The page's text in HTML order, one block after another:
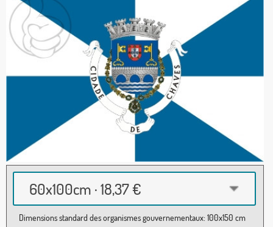
60x100cm · 18,37 €
Dimensions standard des organismes gouvernementaux: 100x150 cm